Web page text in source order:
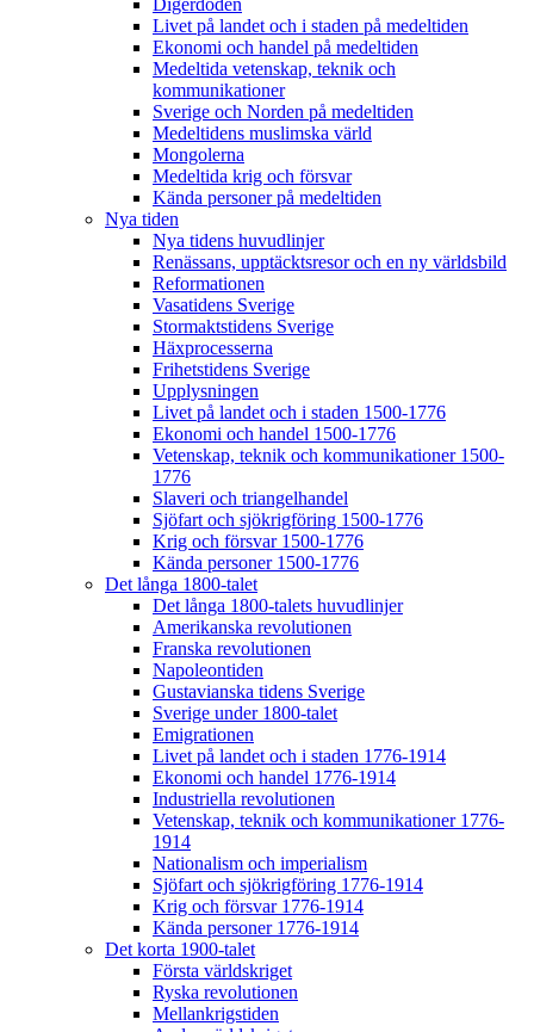
Livet på landet och i staden på medeltiden
Ekonomi och handel på medeltiden
Medeltida vetenskap, teknik och
kommunikationer
Sverige och Norden på medeltiden
Medeltidens muslimska värld
Mongolerna
Medeltida krig och försvar
Kända personer på medeltiden
Nya tiden
Nya tidens huvudlinjer
Renässans, upptäcktsresor och en ny världsbild
Reformationen
Vasatidens Sverige
Stormaktstidens Sverige
Häxprocesserna
Frihetstidens Sverige
Upplysningen
Livet på landet och i staden 1500-1776
Ekonomi och handel 1500-1776
Vetenskap, teknik och kommunikationer 1500-
1776
Slaveri och triangelhandel
Sjöfart och sjökrigföring 1500-1776
Krig och försvar 1500-1776
Kända personer 1500-1776
Det långa 1800-talet
Det långa 1800-talets huvudlinjer
Amerikanska revolutionen
Franska revolutionen
Napoleontiden
Gustavianska tidens Sverige
Sverige under 1800-talet
Emigrationen
Livet på landet och i staden 1776-1914
Ekonomi och handel 1776-1914
Industriella revolutionen
Vetenskap, teknik och kommunikationer 1776-
1914
Nationalism och imperialism
Sjöfart och sjökrigföring 1776-1914
Krig och försvar 1776-1914
Kända personer 1776-1914
Det korta 1900-talet
Första världskriget
Ryska revolutionen
Mellankrigstiden